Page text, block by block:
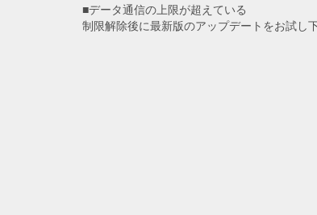
■データ通信の上限が超えている
制限解除後に最新版のアップデートをお試し下